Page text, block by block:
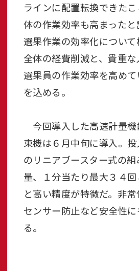
ラインに配置転換できた
体の作業効率も高まったと
選果作業の効率化につい
全体の経費削減と、貴重
選果員の作業効率を高め
を込める。
今回導入した高速計量
束機は６月中旬に導入。
のリニアブースター式の
量、１分当たり最大３４
と高い精度が特徴だ。非
センサー防止など安全性
る。